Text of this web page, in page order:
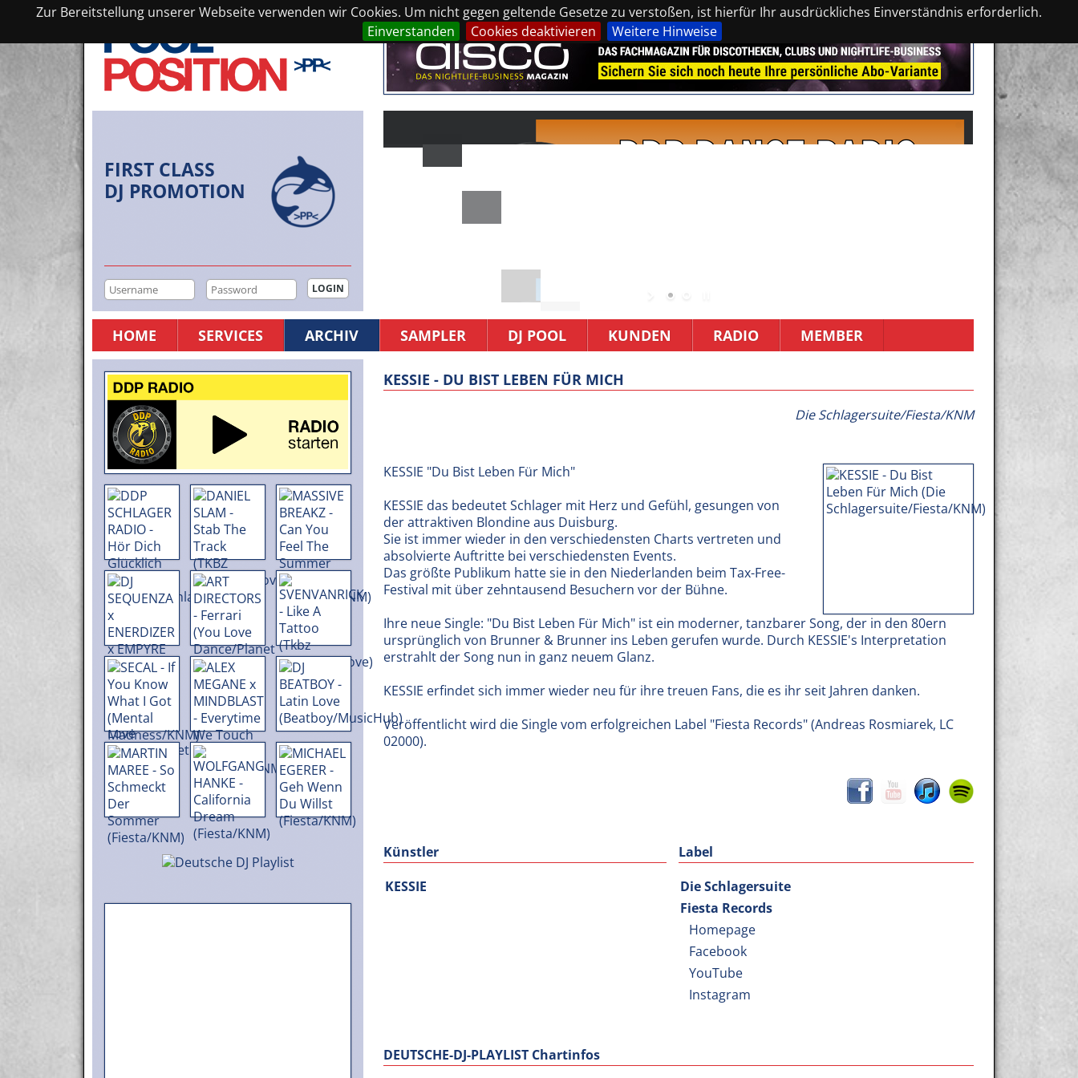
Zur Bereitstellung unserer Webseite verwenden wir Cookies. Um nicht gegen geltende Gesetze zu verstoßen, ist hierfür Ihr ausdrückliches Einverständnis erforderlich.
Einverstanden
Cookies deaktivieren Weitere Hinweise
FIRST CLASS
DJ PROMOTION
HOME SERVICES ARCHIV SAMPLER DJ POOL KUNDEN RADIO MEMBER
KESSIE - DU BIST LEBEN FÜR MICH
Die Schlagersuite/Fiesta/KNM
KESSIE "Du Bist Leben Für Mich"
KESSIE das bedeutet Schlager mit Herz und Gefühl, gesungen von
der attraktiven Blondine aus Duisburg.
Sie ist immer wieder in den verschiedensten Charts vertreten und
absolvierte Auftritte bei verschiedensten Events.
Das größte Publikum hatte sie in den Niederlanden beim Tax-Free-
Festival mit über zehntausend Besuchern vor der Bühne.
Ihre neue Single: "Du Bist Leben Für Mich" ist ein moderner, tanzbarer Song, der in den 80ern
ursprünglich von Brunner & Brunner ins Leben gerufen wurde. Durch KESSIE's Interpretation
erstrahlt der Song nun in ganz neuem Glanz.
KESSIE erfindet sich immer wieder neu für ihre treuen Fans, die es ihr seit Jahren danken.
Veröffentlicht wird die Single vom erfolgreichen Label "Fiesta Records" (Andreas Rosmiarek, LC
02000).
Künstler
KESSIE
Label
Die Schlagersuite
Fiesta Records
Homepage
Facebook
YouTube
Instagram
DEUTSCHE-DJ-PLAYLIST Chartinfos